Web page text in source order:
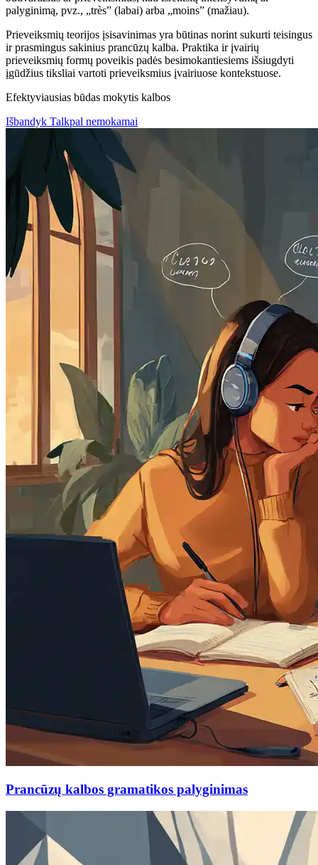
palyginimą, pvz., „très” (labai) arba „moins” (mažiau).
Prieveiksmių teorijos įsisavinimas yra būtinas norint sukurti teisingus
ir prasmingus sakinius prancūzų kalba. Praktika ir įvairių
prieveiksmių formų poveikis padės besimokantiesiems išsiugdyti
įgūdžius tiksliai vartoti prieveiksmius įvairiuose kontekstuose.
Efektyviausias būdas mokytis kalbos
Išbandyk Talkpal nemokamai
Prancūzų kalbos gramatikos palyginimas